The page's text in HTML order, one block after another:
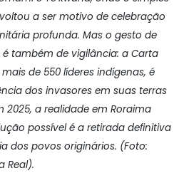
a ser motivo de celebração
profunda. Mas o gesto de
também de vigilância: a Carta
de 550 líderes indígenas, é
dos invasores em suas terras
2025, a realidade em Roraima
possível é a retirada definitiva
dos povos originários. (Foto:
Real).